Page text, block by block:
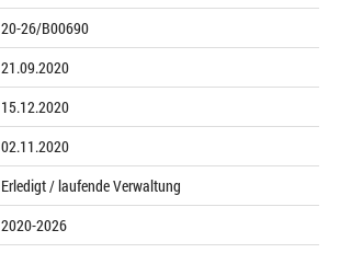
20-26/B00690
21.09.2020
15.12.2020
02.11.2020
Erledigt / laufende Verwaltung
2020-2026